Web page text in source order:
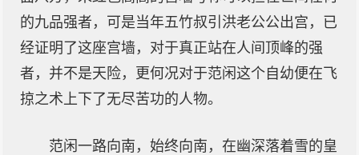
的九品强者，可是当年五竹叔引洪老公公出宫，已
经证明了这座宫墙，对于真正站在人间顶峰的强
者，并不是天险，更何况对于范闲这个自幼便在飞
掠之术上下了无尽苦功的人物。
范闲一路向南，始终向南，在幽深落着雪的皇